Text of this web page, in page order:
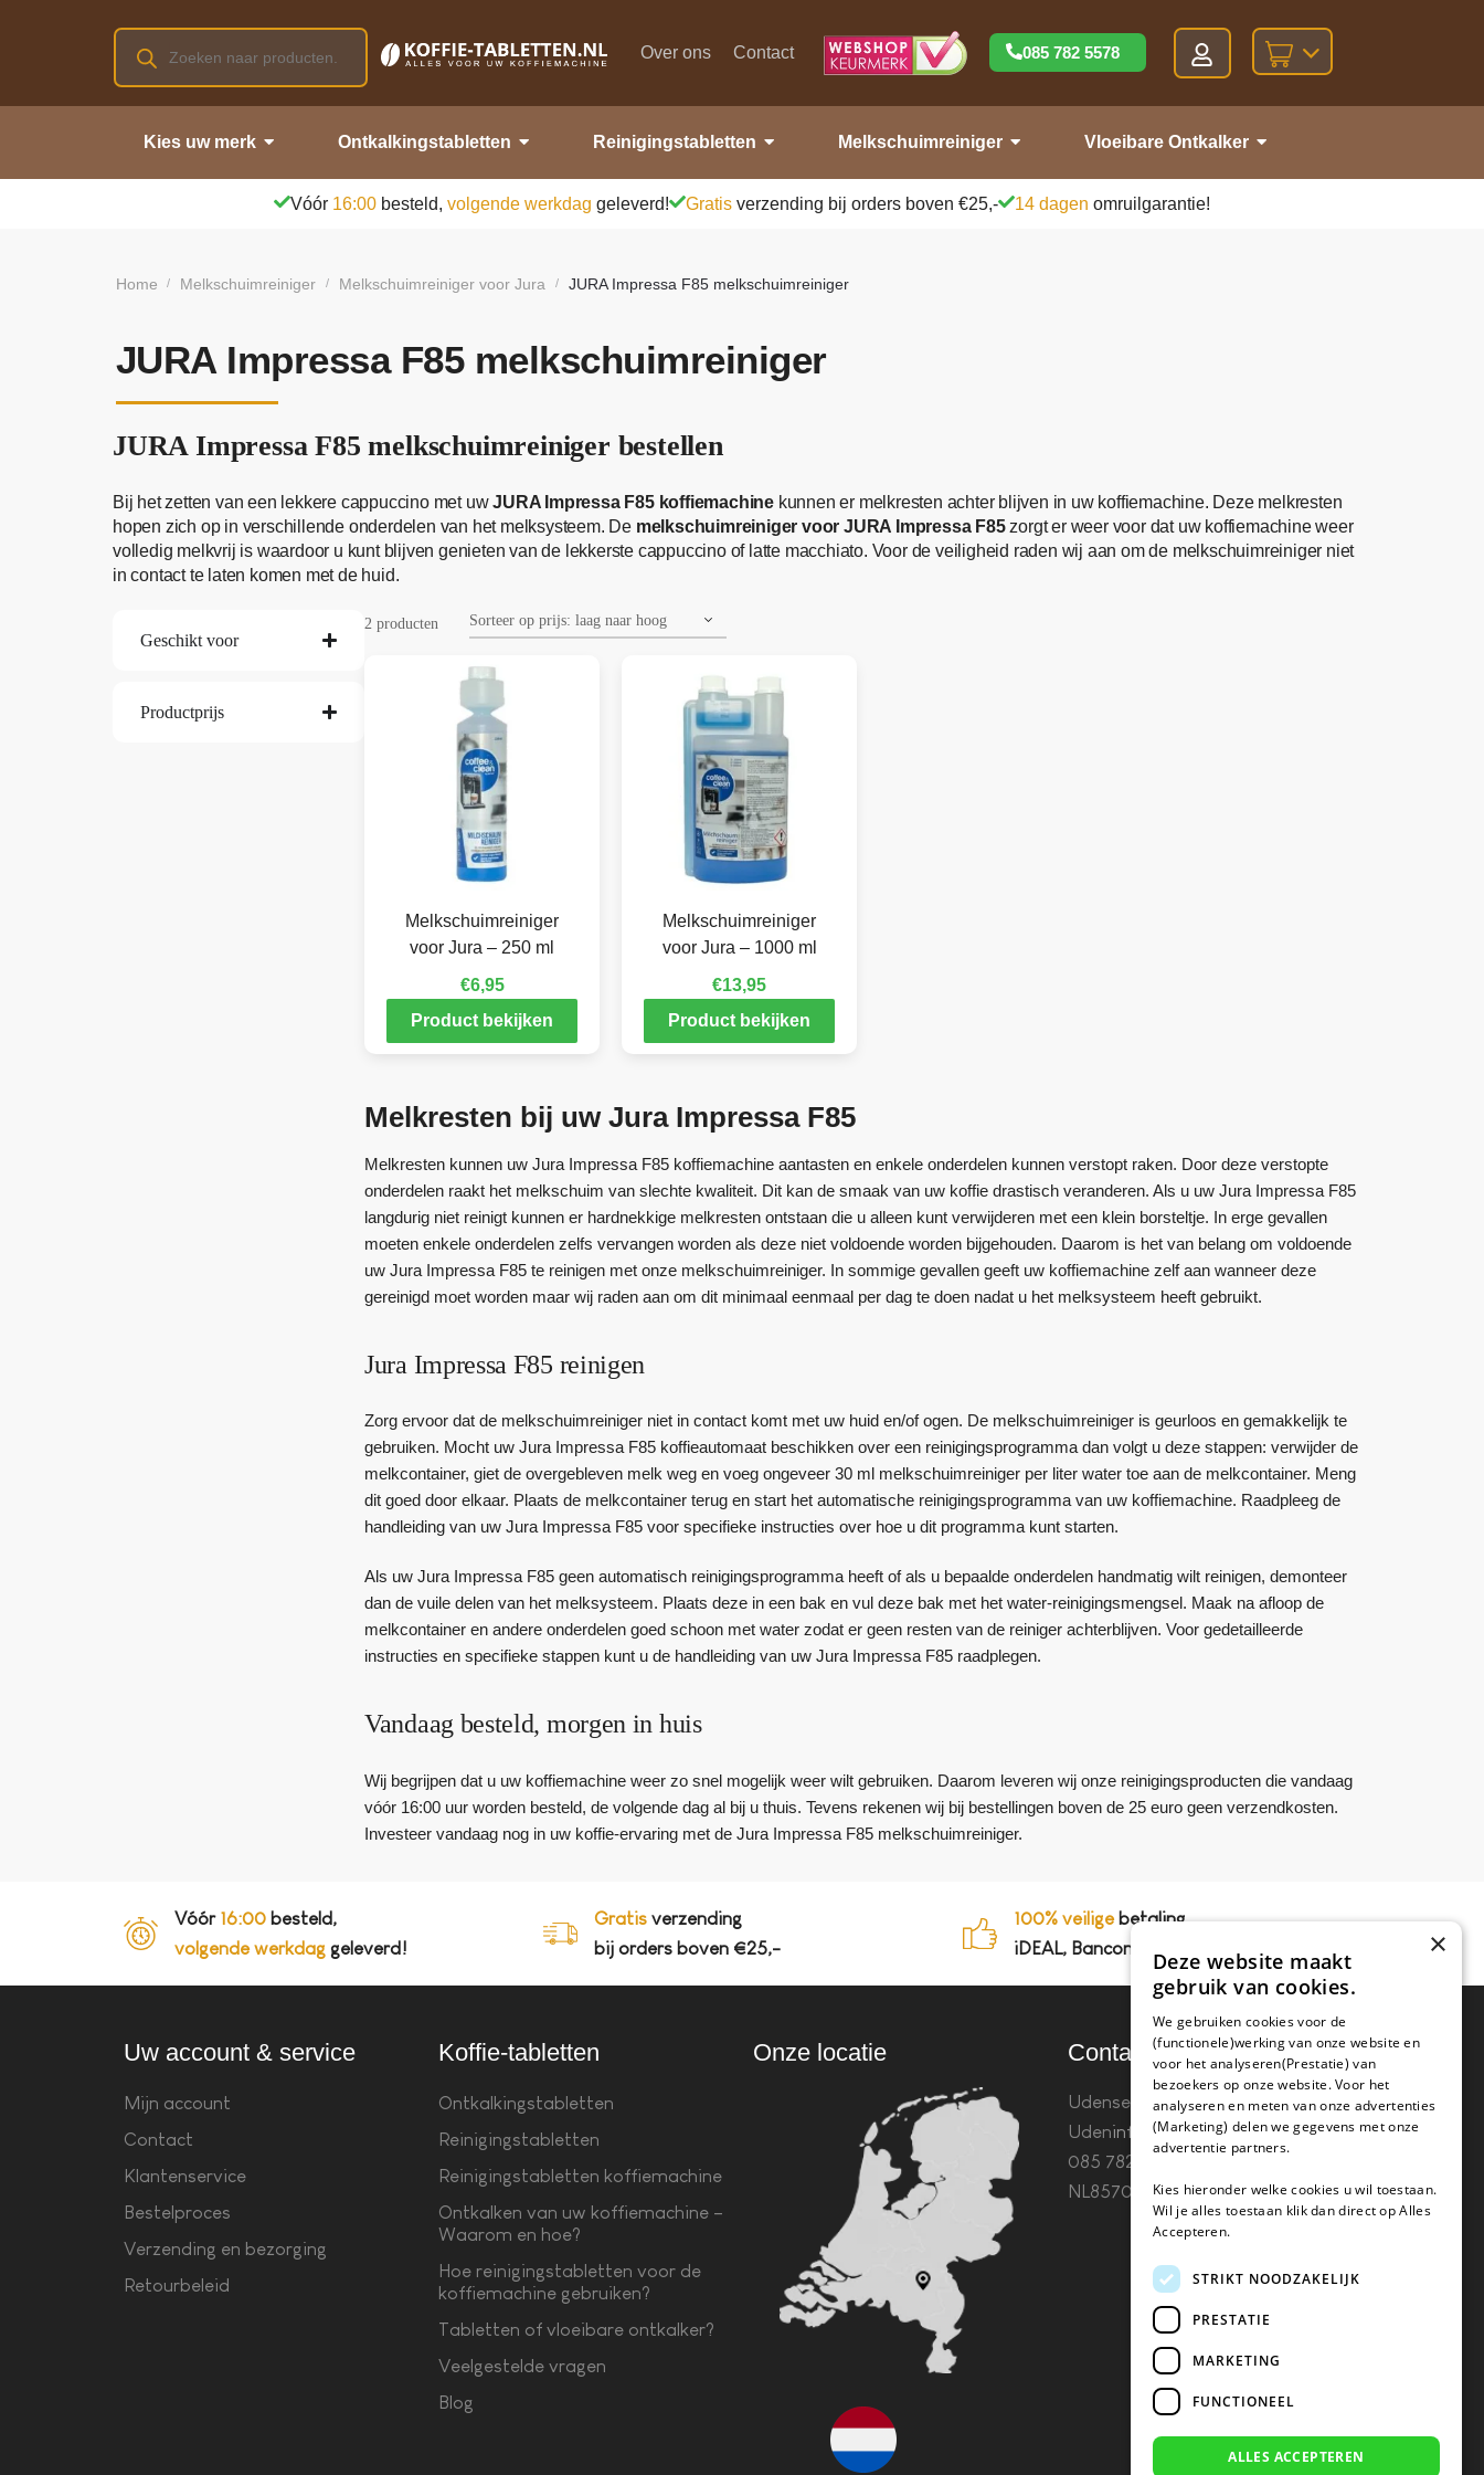
Over ons Contact 085 782 5578
Kies uw merk Ontkalkingstabletten Reinigingstabletten Melkschuimreiniger Vloeibare Ontkalker
Vóór 16:00 besteld, volgende werkdag geleverd! Gratis verzending bij orders boven €25,- 14 dagen omruilgarantie!
Home / Melkschuimreiniger / Melkschuimreiniger voor Jura / JURA Impressa F85 melkschuimreiniger
JURA Impressa F85 melkschuimreiniger
JURA Impressa F85 melkschuimreiniger bestellen
Bij het zetten van een lekkere cappuccino met uwJURA Impressa F85 koffiemachine kunnen er melkresten achter blijven in uw koffiemachine. Deze melkresten
hopen zich op in verschillende onderdelen van het melksysteem. De melkschuimreiniger voor JURA Impressa F85zorgt er weer voor dat uw koffiemachine weer
volledig melkvrij is waardoor u kunt blijven genieten van de lekkerste cappuccino of latte macchiato. Voor de veiligheid raden wij aan om de melkschuimreiniger niet
in contact te laten komen met de huid.
Geschikt voor
Productprijs
2 producten
Melkschuimreiniger
voor Jura – 250 ml
€6,95
Product bekijken
Melkschuimreiniger
voor Jura – 1000 ml
€13,95
Product bekijken
Melkresten bij uw Jura Impressa F85
Melkresten kunnen uw Jura Impressa F85 koffiemachine aantasten en enkele onderdelen kunnen verstopt raken. Door deze verstopte
onderdelen raakt het melkschuim van slechte kwaliteit. Dit kan de smaak van uw koffie drastisch veranderen. Als u uw Jura Impressa F85
langdurig niet reinigt kunnen er hardnekkige melkresten ontstaan die u alleen kunt verwijderen met een klein borsteltje. In erge gevallen
moeten enkele onderdelen zelfs vervangen worden als deze niet voldoende worden bijgehouden. Daarom is het van belang om voldoende
uw Jura Impressa F85 te reinigen met onze melkschuimreiniger. In sommige gevallen geeft uw koffiemachine zelf aan wanneer deze
gereinigd moet worden maar wij raden aan om dit minimaal eenmaal per dag te doen nadat u het melksysteem heeft gebruikt.
Jura Impressa F85 reinigen
Zorg ervoor dat de melkschuimreiniger niet in contact komt met uw huid en/of ogen. De melkschuimreiniger is geurloos en gemakkelijk te
gebruiken. Mocht uw Jura Impressa F85 koffieautomaat beschikken over een reinigingsprogramma dan volgt u deze stappen: verwijder de
melkcontainer, giet de overgebleven melk weg en voeg ongeveer 30 ml melkschuimreiniger per liter water toe aan de melkcontainer. Meng
dit goed door elkaar. Plaats de melkcontainer terug en start het automatische reinigingsprogramma van uw koffiemachine. Raadpleeg de
handleiding van uw Jura Impressa F85 voor specifieke instructies over hoe u dit programma kunt starten.
Als uw Jura Impressa F85 geen automatisch reinigingsprogramma heeft of als u bepaalde onderdelen handmatig wilt reinigen, demonteer
dan de vuile delen van het melksysteem. Plaats deze in een bak en vul deze bak met het water-reinigingsmengsel. Maak na afloop de
melkcontainer en andere onderdelen goed schoon met water zodat er geen resten van de reiniger achterblijven. Voor gedetailleerde
instructies en specifieke stappen kunt u de handleiding van uw Jura Impressa F85 raadplegen.
Vandaag besteld, morgen in huis
Wij begrijpen dat u uw koffiemachine weer zo snel mogelijk weer wilt gebruiken. Daarom leveren wij onze reinigingsproducten die vandaag
vóór 16:00 uur worden besteld, de volgende dag al bij u thuis. Tevens rekenen wij bij bestellingen boven de 25 euro geen verzendkosten.
Investeer vandaag nog in uw koffie-ervaring met de Jura Impressa F85 melkschuimreiniger.
Vóór 16:00 besteld,
volgende werkdag geleverd!
Gratis verzending
bij orders boven €25,-
100% veiligebetaling,
iDEAL, Bancontact en op rekening
Uw account & service
Mijn account
Contact
Klantenservice
Bestelproces
Verzending en bezorging
Retourbeleid
Koffie-tabletten
Ontkalkingstabletten
Reinigingstabletten
Reinigingstabletten koffiemachine
Ontkalken van uw koffiemachine –
Waarom en hoe?
Hoe reinigingstabletten voor de
koffiemachine gebruiken?
Tabletten of vloeibare ontkalker?
Veelgestelde vragen
Blog
Onze locatie Contact
Udenseweg 8B 5405 PA
Udeninfo(@)koffie-tabletten.nlTel.
085 782 5578KvK 67529623 Btw:
NL857053759B01
×
Deze website maakt
gebruik van cookies.
We gebruiken cookies voor de
(functionele)werking van onze website en
voor het analyseren(Prestatie) van
bezoekers op onze website. Voor het
analyseren en meten van onze advertenties
(Marketing) delen we gegevens met onze
advertentie partners.
Kies hieronder welke cookies u wil toestaan.
Wil je alles toestaan klik dan direct op Alles
Accepteren.
STRIKT NOODZAKELIJK
PRESTATIE
MARKETING
FUNCTIONEEL
ALLES ACCEPTEREN